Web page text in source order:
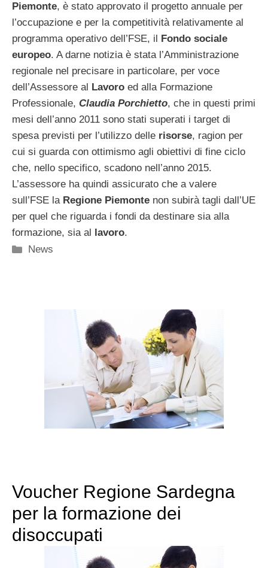
Piemonte, è stato approvato il progetto annuale per
l’occupazione e per la competitività relativamente al
programma operativo dell’FSE, il
Fondo sociale
europeo. A darne notizia è stata l’Amministrazione
regionale nel precisare in particolare, per voce
dell’Assessore al Lavoro ed alla Formazione
Professionale, Claudia Porchietto, che in questi primi
mesi dell’anno 2011 sono stati superati i target di
spesa previsti per l’utilizzo delle risorse, ragion per
cui si guarda con ottimismo agli obiettivi di fine ciclo
che, nello specifico, scadono nell’anno 2015.
L’assessore ha quindi assicurato che a valere
sull’FSE la Regione Piemonte non subirà tagli dall’UE
per quel che riguarda i fondi da destinare sia alla
formazione, sia al
lavoro.
Categorie
News
Voucher Regione Sardegna
per la formazione dei
disoccupati